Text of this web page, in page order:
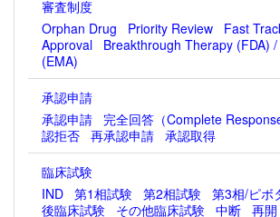
審査制度
Orphan Drug
Priority Review Fast
Approval
Breakthrough Therapy (FDA)
(EMA)
承認申請
承認申請
完全回答（Complete
認拒否 再承認申請 承認取得
臨床試験
IND 第1相試験 第2相試験 第3相/ピボ
後臨床試験
その他臨床試験 中断 再開